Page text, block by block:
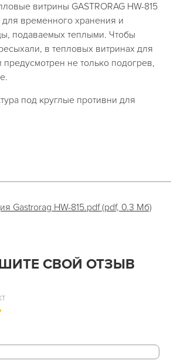
витрины GASTRORAG HW-815
временного хранения и
подаваемых теплыми. Чтобы
в тепловых витринах для
не только подогрев,
под круглые противни для
Gastrorag HW-815.pdf (pdf, 0.3 Мб)
СВОЙ ОТЗЫВ